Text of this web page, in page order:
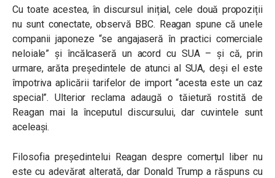
Cu toate acestea, în discursul inițial, cele două propoziții
nu sunt conectate, observă BBC. Reagan spune că unele
companii japoneze “se angajaseră în practici comerciale
neloiale” și încălcaseră un acord cu SUA – și că, prin
urmare, arăta președintele de atunci al SUA, deși el este
împotriva aplicării tarifelor de import “acesta este un caz
special”. Ulterior reclama adaugă o tăietură rostită de
Reagan mai la începutul discursului, dar cuvintele sunt
aceleași.
Filosofia președintelui Reagan despre comerțul liber nu
este cu adevărat alterată, dar Donald Trump a răspuns cu